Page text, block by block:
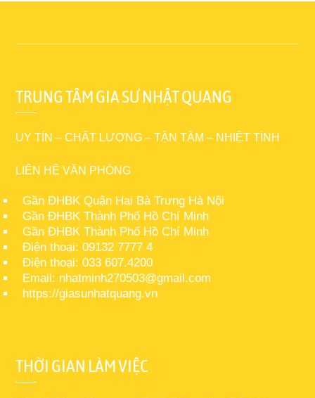
TRUNG TÂM GIA SƯ NHẬT QUANG
UY TÍN – CHẤT LƯỢNG – TẬN TÂM – NHIỆT TÌNH
LIÊN HỆ VĂN PHÒNG
Gần ĐHBK Quận Hai Bà Trưng Hà Nội
Gần ĐHBK Thành Phố Hồ Chí Minh
Gần ĐHBK Thành Phố Hồ Chí Minh
Điện thoại: 09132 7777 4
Điện thoại: 033 607.4200
Email: nhatminh270503@gmail.com
https://giasunhatquang.vn
THỜI GIAN LÀM VIỆC